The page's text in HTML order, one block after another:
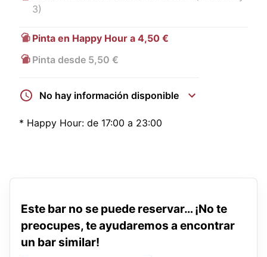
3)
Pinta en Happy Hour a 4,50 €
Pinta desde 5,50 €
No hay información disponible
* Happy Hour: de 17:00 a 23:00
Este bar no se puede reservar… ¡No te
preocupes, te ayudaremos a encontrar
un bar similar!